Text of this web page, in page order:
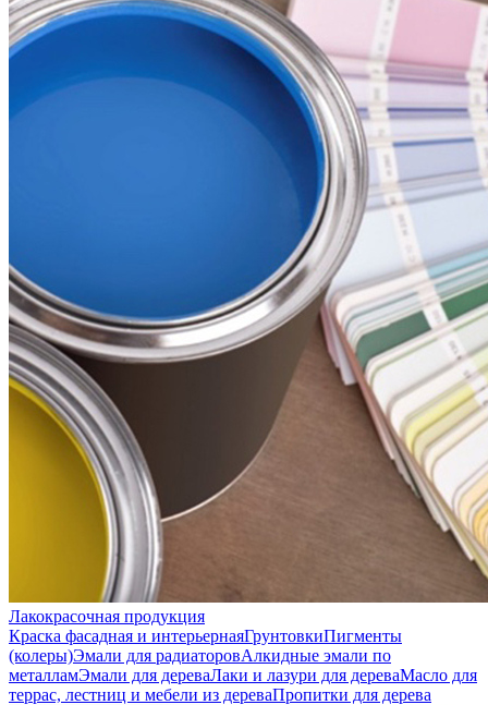
Лакокрасочная продукция
Краска фасадная и интерьернаяГрунтовкиПигменты
(колеры)Эмали для радиаторовАлкидные эмали по
металламЭмали для дереваЛаки и лазури для дереваМасло для
террас, лестниц и мебели из дереваПропитки для дерева